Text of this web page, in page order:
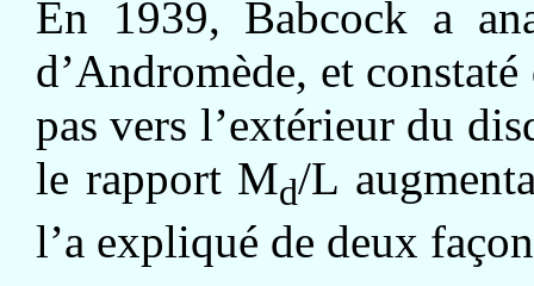
En 1939, Babcock a
d’Andromède, et
pas vers l’extérieur du
le rapport Md/L
l’a expliqué de deux